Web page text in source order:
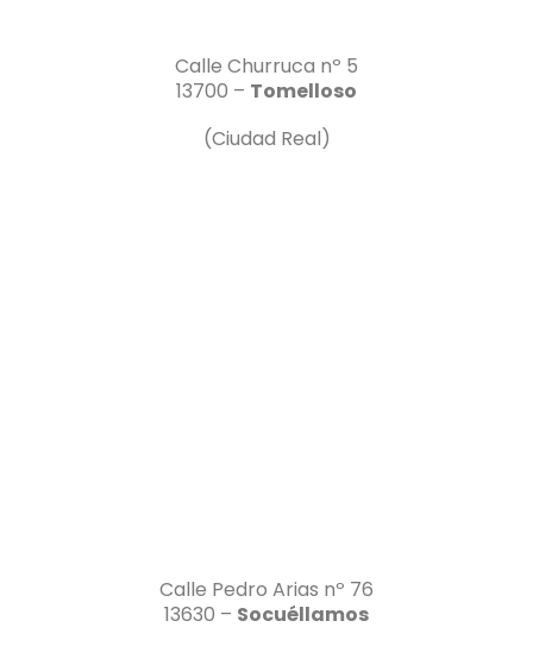
Calle Churruca nº 5
13700 – Tomelloso
(Ciudad Real)
Calle Pedro Arias nº 76
13630 – Socuéllamos